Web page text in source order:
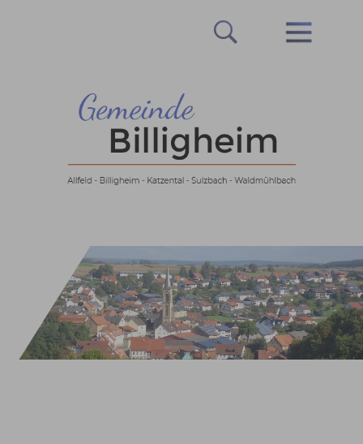
Prev Next